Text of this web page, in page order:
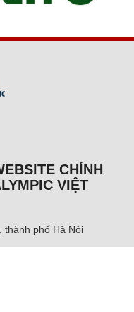
CHÍNH
VIỆT
phố Hà Nội